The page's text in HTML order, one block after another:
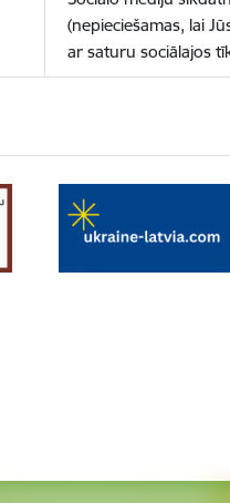
(nepieciešamas, lai
ar saturu sociālajos